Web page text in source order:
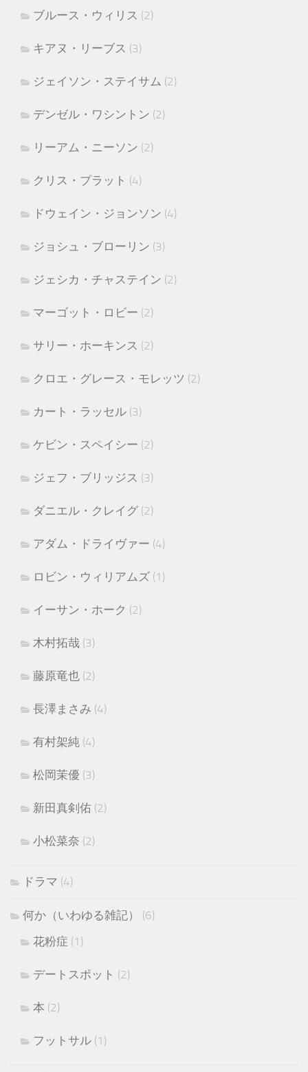
ブルース・ウィリス (2)
キアヌ・リーブス (3)
ジェイソン・ステイサム (2)
デンゼル・ワシントン (2)
リーアム・ニーソン (2)
クリス・プラット (4)
ドウェイン・ジョンソン (4)
ジョシュ・ブローリン (3)
ジェシカ・チャステイン (2)
マーゴット・ロビー (2)
サリー・ホーキンス (2)
クロエ・グレース・モレッツ (2)
カート・ラッセル (3)
ケビン・スペイシー (2)
ジェフ・ブリッジス (3)
ダニエル・クレイグ (2)
アダム・ドライヴァー (4)
ロビン・ウィリアムズ (1)
イーサン・ホーク (2)
木村拓哉 (3)
藤原竜也 (2)
長澤まさみ (4)
有村架純 (4)
松岡茉優 (3)
新田真剣佑 (2)
小松菜奈 (2)
ドラマ (4)
何か（いわゆる雑記）
(6)
花粉症 (1)
デートスポット (2)
本 (2)
フットサル (1)